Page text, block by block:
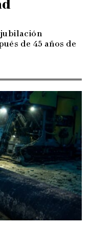
de 45 años de